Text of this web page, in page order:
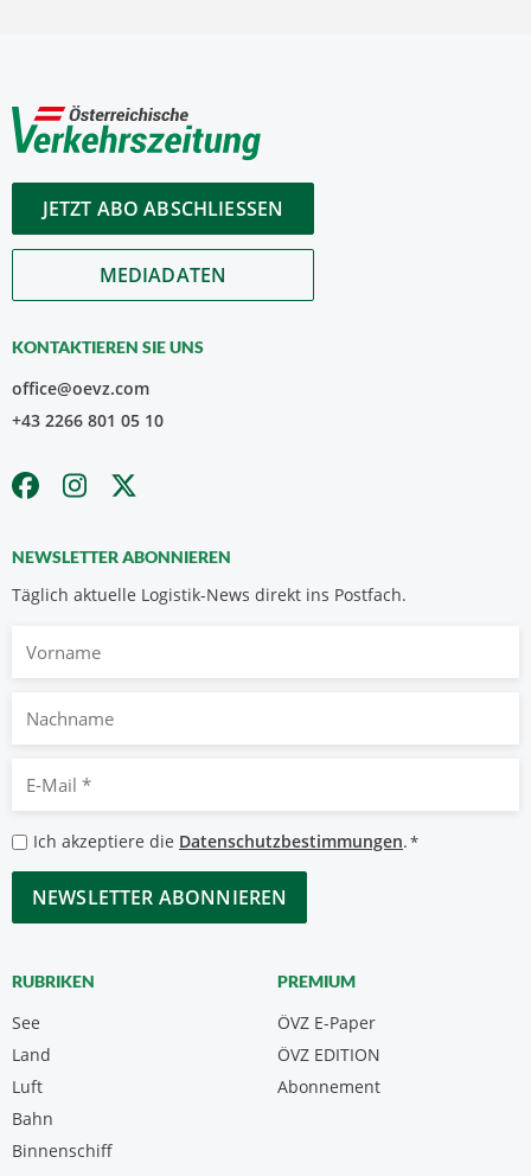
JETZT ABO ABSCHLIESSEN
MEDIADATEN
KONTAKTIEREN SIE UNS
office@oevz.com
+43 2266 801 05 10
NEWSLETTER ABONNIEREN
Täglich aktuelle Logistik-News direkt ins Postfach.
Nachname
Mail
*
Datenschutzbestimmungen
*
Ich akzeptiere die Datenschutzbestimmungen.*
CAPTCHA
RUBRIKEN
See
Land
Luft
Bahn
Binnenschiff
PREMIUM
ÖVZ E-Paper
Abonnement
ÖVZ EDITION